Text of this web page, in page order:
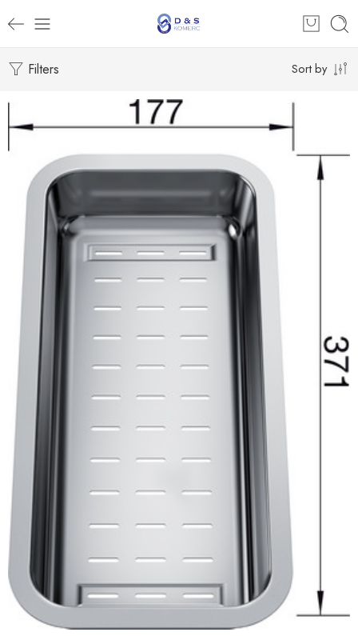
Filters Sort by